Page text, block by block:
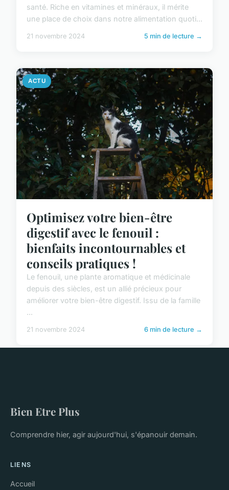
santé. Riche en vitamines et minéraux, il mérite
une place de choix dans notre alimentation quoti...
21 novembre 2024 5 min de lecture →
ACTU
Optimisez votre bien-être
digestif avec le fenouil :
bienfaits incontournables et
conseils pratiques !
Le fenouil, une plante aromatique et médicinale
depuis des siècles, est un allié précieux pour
améliorer votre bien-être digestif. Issu de la famille
...
21 novembre 2024 6 min de lecture →
Bien Etre Plus
Comprendre hier, agir aujourd'hui, s'épanouir demain.
LIENS
Accueil